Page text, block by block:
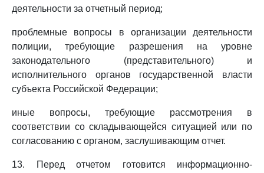
деятельности за отчетный период;
проблемные вопросы в организации деятельности
полиции, требующие разрешения на уровне
законодательного (представительного) и
исполнительного органов государственной власти
субъекта Российской Федерации;
иные вопросы, требующие рассмотрения в
соответствии со складывающейся ситуацией или по
согласованию с органом, заслушивающим отчет.
13. Перед отчетом готовится информационно-